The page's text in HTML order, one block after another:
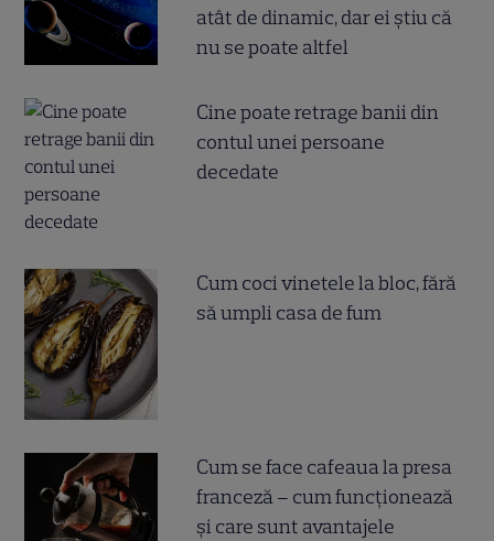
atât de dinamic, dar ei știu că
nu se poate altfel
Cine poate retrage banii din
contul unei persoane
decedate
Cum coci vinetele la bloc, fără
să umpli casa de fum
Cum se face cafeaua la presa
franceză – cum funcționează
și care sunt avantajele